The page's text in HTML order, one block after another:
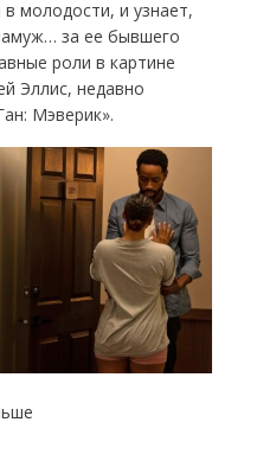
молодости, и узнает,
за ее бывшего
роли в картине
Эллис, недавно
Мэверик».